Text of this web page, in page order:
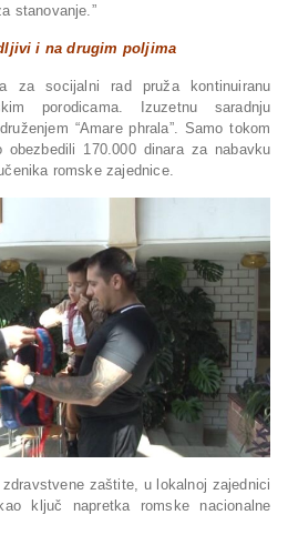
stanovanje.”
i na drugim poljima
za socijalni rad pruža kontinuiranu
porodicama. Izuzetnu saradnju
“Amare phrala”. Samo tokom
obezbedili 170.000 dinara za nabavku
romske zajednice.
zaštite, u lokalnoj zajednici
ključ napretka romske nacionalne